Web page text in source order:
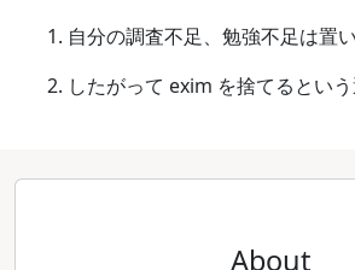
自分の調査不足、勉強不足は置
したがって exim を捨てるとい
About